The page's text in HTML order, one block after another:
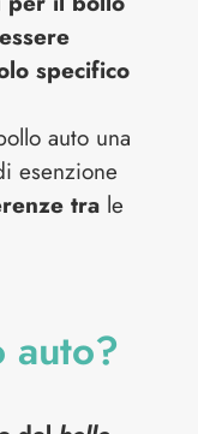
specifico
auto una
esenzione
tra le
auto?